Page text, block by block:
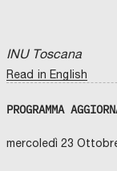
INU Toscana
Read in English
PROGRAMMA
mercoledì 23